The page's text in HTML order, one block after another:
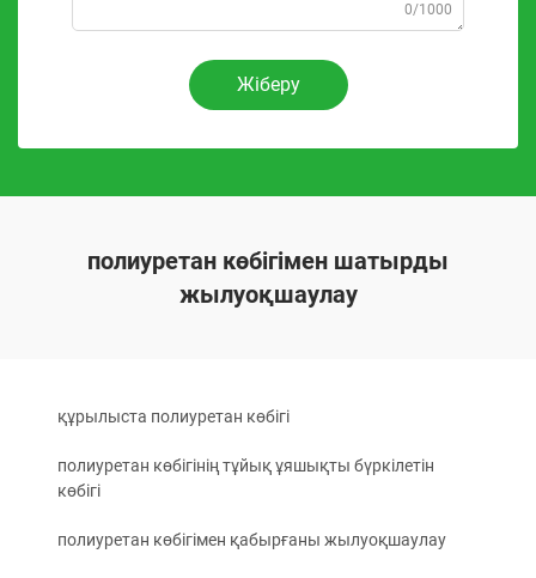
0/1000
Жіберу
полиуретан көбігімен шатырды
жылуоқшаулау
құрылыста полиуретан көбігі
полиуретан көбігінің тұйық ұяшықты бүркілетін
көбігі
полиуретан көбігімен қабырғаны жылуоқшаулау